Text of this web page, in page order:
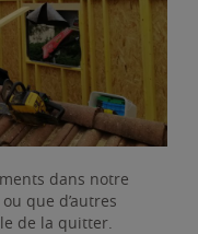
dans notre
que d’autres
de la quitter.